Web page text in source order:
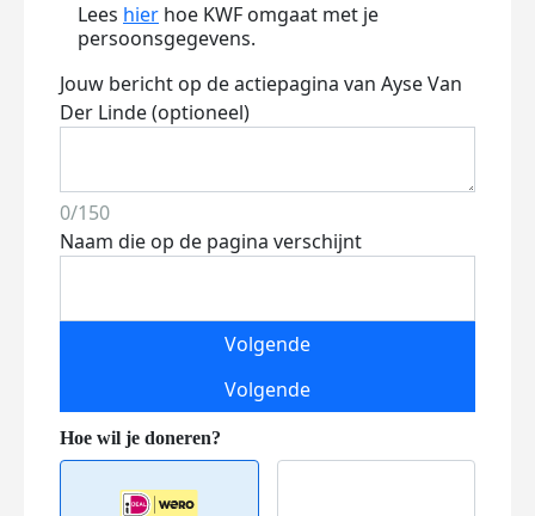
Lees hier hoe KWF omgaat met je
persoonsgegevens.
Jouw bericht op de actiepagina van Ayse Van
Der Linde (optioneel)
0/150
Naam die op de pagina verschijnt
Volgende
Volgende